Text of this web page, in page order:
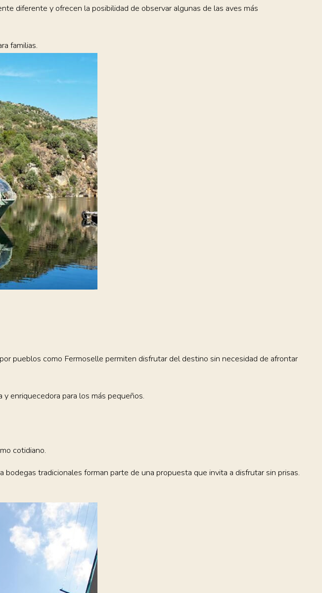
diferente y ofrecen la posibilidad de observar algunas de las aves más
familias.
pueblos como Fermoselle permiten disfrutar del destino sin necesidad de afrontar
enriquecedora para los más pequeños.
cotidiano.
tradicionales forman parte de una propuesta que invita a disfrutar sin prisas.